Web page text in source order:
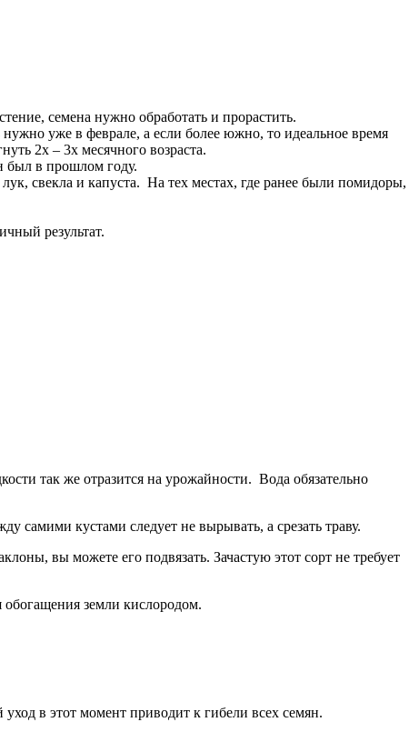
семена нужно обработать и прорастить.
уже в феврале, а если более южно, то идеальное время
2х – 3х месячного возраста.
был в прошлом году.
свекла и капуста. На тех местах, где ранее были помидоры,
результат.
так же отразится на урожайности. Вода обязательно
самими кустами следует не вырывать, а срезать траву.
вы можете его подвязать. Зачастую этот сорт не требует
обогащения земли кислородом.
в этот момент приводит к гибели всех семян.